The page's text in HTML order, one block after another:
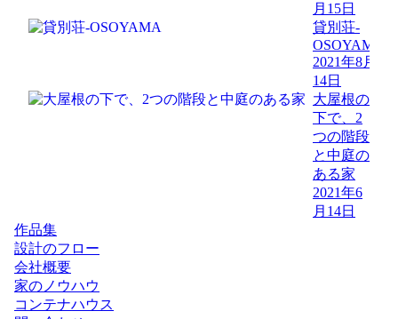
月15日
貸別荘-
OSOYAMA
2021年8月
14日
大屋根の
下で、2
つの階段
と中庭の
ある家
2021年6
月14日
作品集
設計のフロー
会社概要
家のノウハウ
コンテナハウス